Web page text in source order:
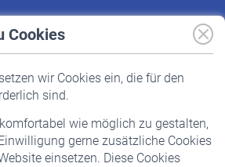
Cookies
wir Cookies ein, die für den
sind.
wie möglich zu gestalten,
gerne zusätzliche Cookies
einsetzen. Diese Cookies